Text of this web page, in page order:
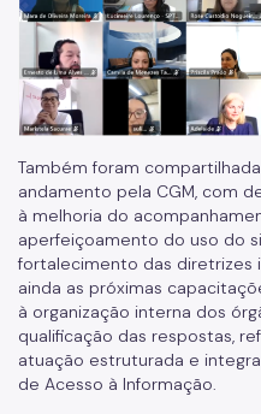
Também foram
andamento pela CGM, com
à melhoria do
aperfeiçoamento do uso do
fortalecimento das diretrizes
ainda as próximas
à organização interna dos
qualificação das respostas,
atuação estruturada e
de Acesso à Informação.